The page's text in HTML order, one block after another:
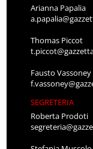
Arianna Papalia
Thomas Piccot
Fausto Vassoney
SEGRETERIA
Roberta Prodoti